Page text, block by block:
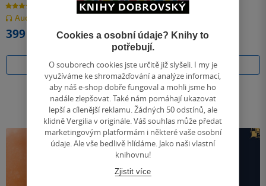
5.0
z
5
hvězdiček
Audiokniha (mp3)
399 Kč
Koupit
4.0
z
Audiokniha
399 Kč
Koupit
Cookies a osobní údaje? Knihy to
potřebují.
O souborech cookies jste určitě již slyšeli. I my je
využíváme ke shromažďování a analýze informací,
aby náš e-shop dobře fungoval a mohli jsme ho
nadále zlepšovat. Také nám pomáhají ukazovat
lepší a cílenější reklamu. Žádných 50 odstínů, ale
klidně Vergilia v originále. Váš souhlas může předat
marketingovým platformám i některé vaše osobní
údaje. Ale vše bedlivě hlídáme. Jako naši vlastní
knihovnu!
Zjistit více